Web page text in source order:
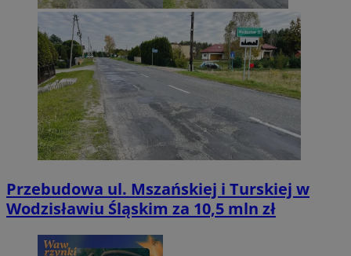
Przebudowa ul. Mszańskiej i Turskiej w
Wodzisławiu Śląskim za 10,5 mln zł